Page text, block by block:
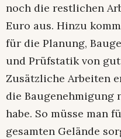
noch die restlichen
Euro aus. Hinzu
für die Planung,
und Prüfstatik von
Zusätzliche Arbeiten
die Baugenehmigung
habe. So müsse man
gesamten Gelände